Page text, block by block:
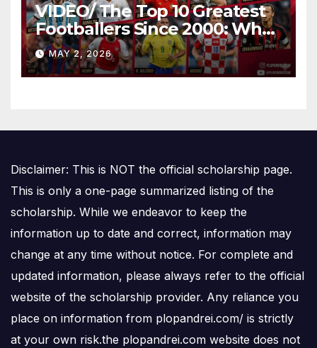
VIDEO/ The Top 10 Greatest
Footballers Since 2000: Who
Is Number One
MAY 2, 2026
Disclaimer: This is NOT the official scholarship page.
This is only a one-page summarized listing of the
scholarship. While we endeavor to keep the
information up to date and correct, information may
change at any time without notice. For complete and
updated information, please always refer to the official
website of the scholarship provider. Any reliance you
place on information from plopandrei.com/ is strictly
at your own risk.the plopandrei.com website does not